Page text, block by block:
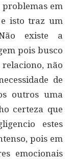
em
isto traz um
existe a
pois busco
não
de
outros uma
certeza que
estes
pois em
emocionais